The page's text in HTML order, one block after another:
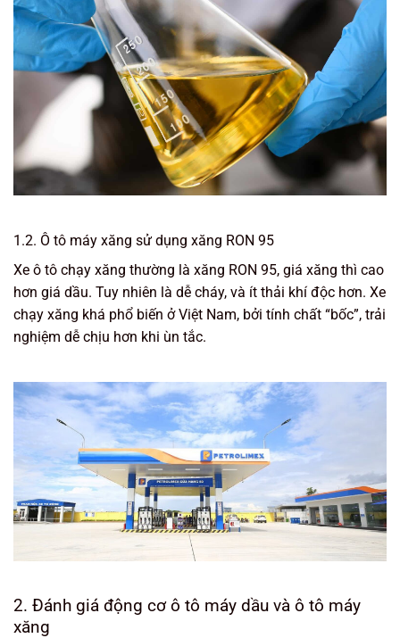
1.2. Ô tô máy xăng sử dụng xăng RON 95
Xe ô tô chạy xăng thường là xăng RON 95, giá xăng thì cao
hơn giá dầu. Tuy nhiên là dễ cháy, và ít thải khí độc hơn. Xe
chạy xăng khá phổ biến ở Việt Nam, bởi tính chất “bốc”, trải
nghiệm dễ chịu hơn khi ùn tắc.
2. Đánh giá động cơ ô tô máy dầu và ô tô máy
xăng